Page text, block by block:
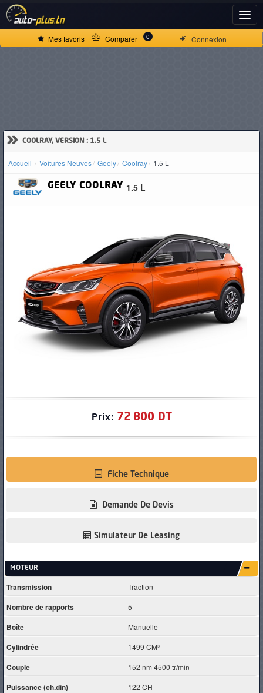
Connexion
Mes favoris Comparer 0
» COOLRAY, VERSION : 1.5 L
Accueil Voitures Neuves Geely Coolray 1.5 L
GEELY COOLRAY 1.5 L
Prix: 72 800 DT
Fiche Technique
Demande De Devis
Simulateur De Leasing
MOTEUR
Transmission Traction
Nombre de rapports 5
Boîte Manuelle
Cylindrée 1499 CM³
Couple 152 nm 4500 tr/min
Puissance (ch.din) 122 CH
ACCUEIL
D'OCCASION
PNEUS